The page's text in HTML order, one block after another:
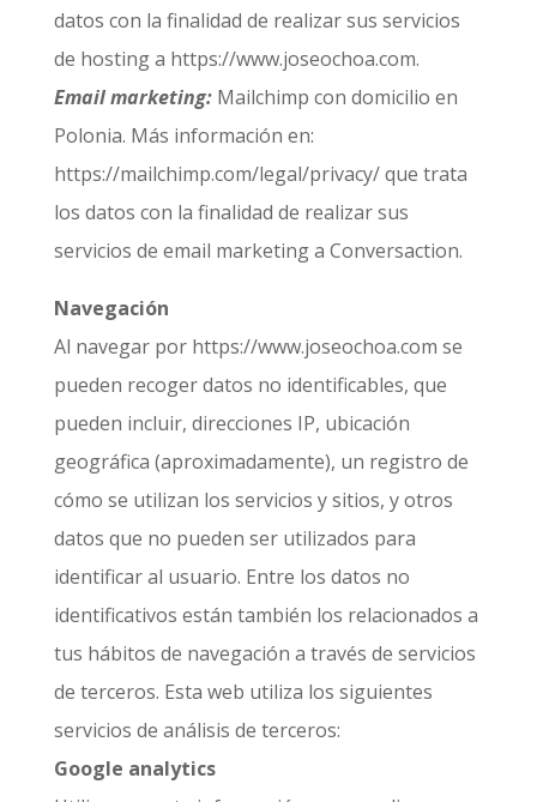
datos con la finalidad de realizar sus servicios
de hosting a https://www.joseochoa.com.
Email marketing:Mailchimp con domicilio en
Polonia. Más información en:
https://mailchimp.com/legal/privacy/ que trata
los datos con la finalidad de realizar sus
servicios de email marketing a Conversaction.
Navegación
Al navegar por https://www.joseochoa.com se
pueden recoger datos no identificables, que
pueden incluir, direcciones IP, ubicación
geográfica (aproximadamente), un registro de
cómo se utilizan los servicios y sitios, y otros
datos que no pueden ser utilizados para
identificar al usuario. Entre los datos no
identificativos están también los relacionados a
tus hábitos de navegación a través de servicios
de terceros. Esta web utiliza los siguientes
servicios de análisis de terceros:
Google analytics